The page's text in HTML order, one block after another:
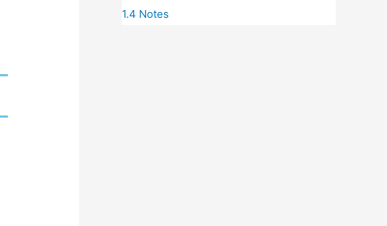
1.4 Notes